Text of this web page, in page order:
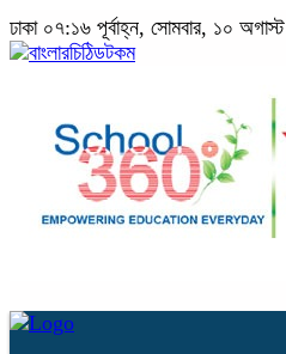
ঢাকা ০৭:১৬ পূর্বাহ্ন, সোমবার, ১০